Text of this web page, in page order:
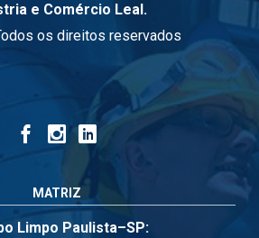
e Comércio Leal.
os direitos reservados
MATRIZ
Limpo Paulista–SP: